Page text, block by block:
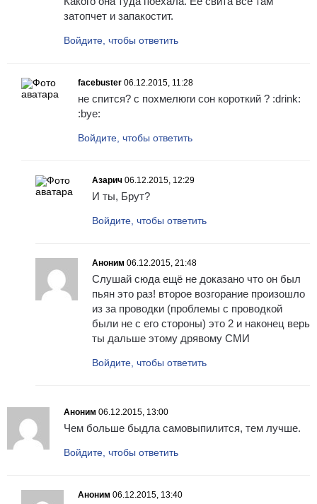
затопчет и запакостит.
Войдите, чтобы ответить
facebuster 06.12.2015, 11:28
не спится? с похмелюги сон короткий ? :drink:
:bye:
Войдите, чтобы ответить
Азарич 06.12.2015, 12:29
И ты, Брут?
Войдите, чтобы ответить
Аноним 06.12.2015, 21:48
Слушай сюда ещё не доказано что он был
пьян это раз! второе возгорание произошло
из за проводки (проблемы с проводкой
были не с его стороны) это 2 и наконец верь
ты дальше этому дрявому СМИ
Войдите, чтобы ответить
Аноним 06.12.2015, 13:00
Чем больше быдла самовыпилится, тем лучше.
Войдите, чтобы ответить
Аноним 06.12.2015, 13:40